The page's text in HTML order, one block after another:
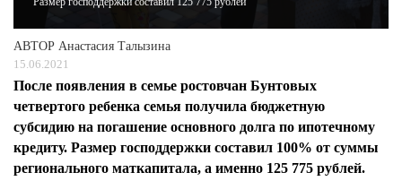
АВТОР Анастасия Талызина
15.06.2021
После появления в семье ростовчан Бунтовых
четвертого ребенка семья получила бюджетную
субсидию на погашение основного долга по ипотечному
кредиту. Размер господдержки составил 100% от суммы
регионального маткапитала, а именно 125 775 рублей.